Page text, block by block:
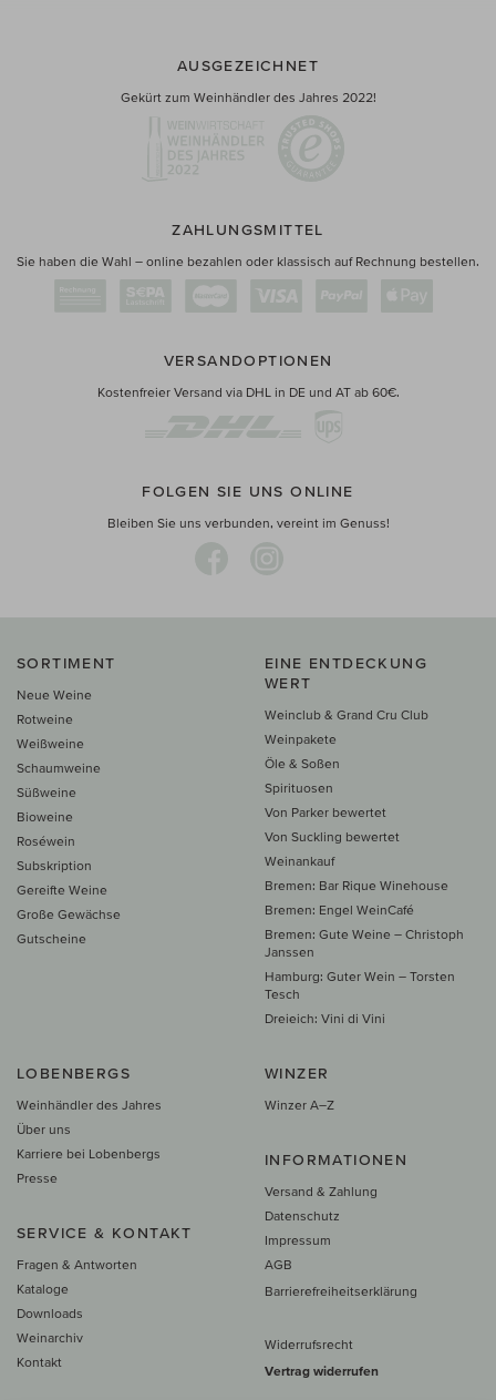
AUSGEZEICHNET
Gekürt zum Weinhändler des Jahres 2022!
ZAHLUNGSMITTEL
Sie haben die Wahl – online bezahlen oder klassisch auf Rechnung bestellen.
VERSANDOPTIONEN
Kostenfreier Versand via DHL in DE und AT ab 60€.
FOLGEN SIE UNS ONLINE
Bleiben Sie uns verbunden, vereint im Genuss!
SORTIMENT
Neue Weine
Rotweine
Weißweine
Schaumweine
Süßweine
Bioweine
Roséwein
Subskription
Gereifte Weine
Große Gewächse
Gutscheine
EINE ENTDECKUNG
WERT
Weinclub & Grand Cru Club
Weinpakete
Öle & Soßen
Spirituosen
Von Parker bewertet
Von Suckling bewertet
Weinankauf
Bremen: Bar Rique Winehouse
Bremen: Engel WeinCafé
Bremen: Gute Weine – Christoph
Janssen
Hamburg: Guter Wein – Torsten
Tesch
Dreieich: Vini di Vini
LOBENBERGS
Weinhändler des Jahres
Über uns
Karriere bei Lobenbergs
Presse
SERVICE & KONTAKT
Fragen & Antworten
Kataloge
Downloads
Weinarchiv
Kontakt
WINZER
Winzer A–Z
INFORMATIONEN
Versand & Zahlung
Datenschutz
Impressum
AGB
Barrierefreiheitserklärung
Widerrufsrecht
Vertrag widerrufen